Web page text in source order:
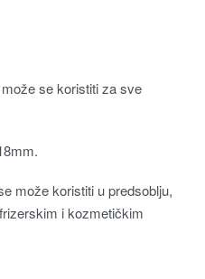
se koristiti za sve
može koristiti u predsoblju,
i kozmetičkim